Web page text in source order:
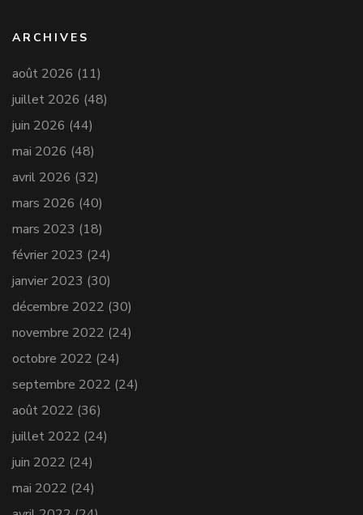
ARCHIVES
août 2026 (11)
juillet 2026 (48)
juin 2026 (44)
mai 2026 (48)
avril 2026 (32)
mars 2026 (40)
mars 2023 (18)
février 2023 (24)
janvier 2023 (30)
décembre 2022 (30)
novembre 2022 (24)
octobre 2022 (24)
septembre 2022 (24)
août 2022 (36)
juillet 2022 (24)
juin 2022 (24)
mai 2022 (24)